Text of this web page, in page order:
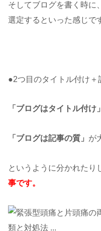
そしてブログを書く時に
選定するといった感じで
●2つ目のタイトル付け＋
「ブログはタイトル付け」
「ブログは記事の質」 が
というように分かれたり
事です。